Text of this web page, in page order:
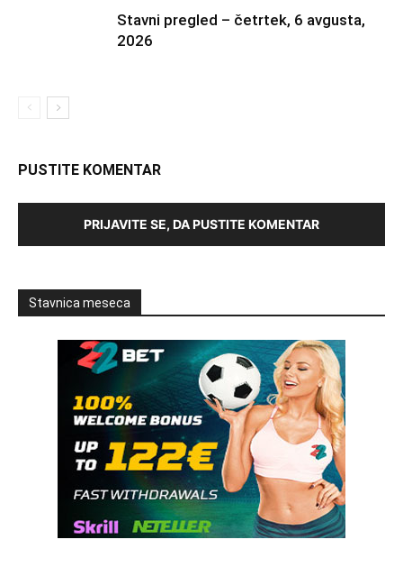
Stavni pregled – četrtek, 6 avgusta,
2026
PUSTITE KOMENTAR
PRIJAVITE SE, DA PUSTITE KOMENTAR
Stavnica meseca